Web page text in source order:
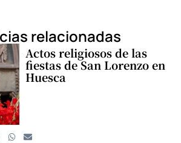
relacionadas
Actos religiosos de las
fiestas de San Lorenzo en
Huesca